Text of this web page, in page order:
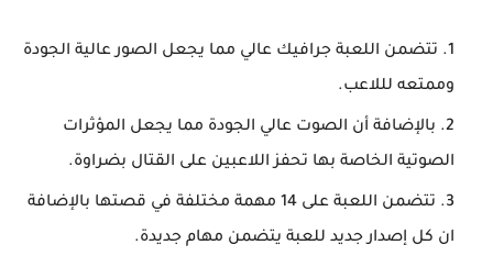
تتضمن اللعبة جرافيك عالي مما يجعل الصور عالية الجودة
وممتعه لللاعب.
بالإضافة أن الصوت عالي الجودة مما يجعل المؤثرات
الصوتية الخاصة بها تحفز اللاعبين على القتال بضراوة.
تتضمن اللعبة على 14 مهمة مختلفة في قصتها بالإضافة
ان كل إصدار جديد للعبة يتضمن مهام جديدة.